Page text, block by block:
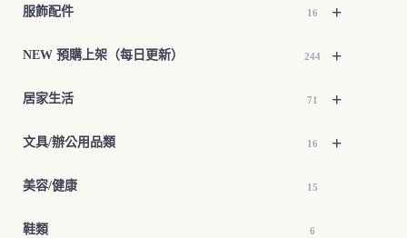
+
服飾配件 16
+
NEW 預購上架（每日更新） 244
+
居家生活 71
+
文具/辦公用品類 16
美容/健康 15
鞋類 6